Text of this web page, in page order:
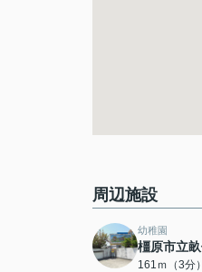
周辺施設
幼稚園
橿原市立
161ｍ（3分）